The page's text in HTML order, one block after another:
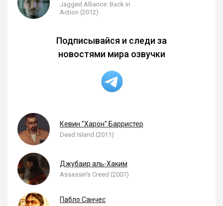
Jagged Alliance: Back in
Action (2012)
Подписывайся и следи за
новостями мира озвучки
Кевин "Харон" Барристер
Dead Island (2011)
Джубаир аль-Хаким
Assassin's Creed (2007)
Пабло Санчес